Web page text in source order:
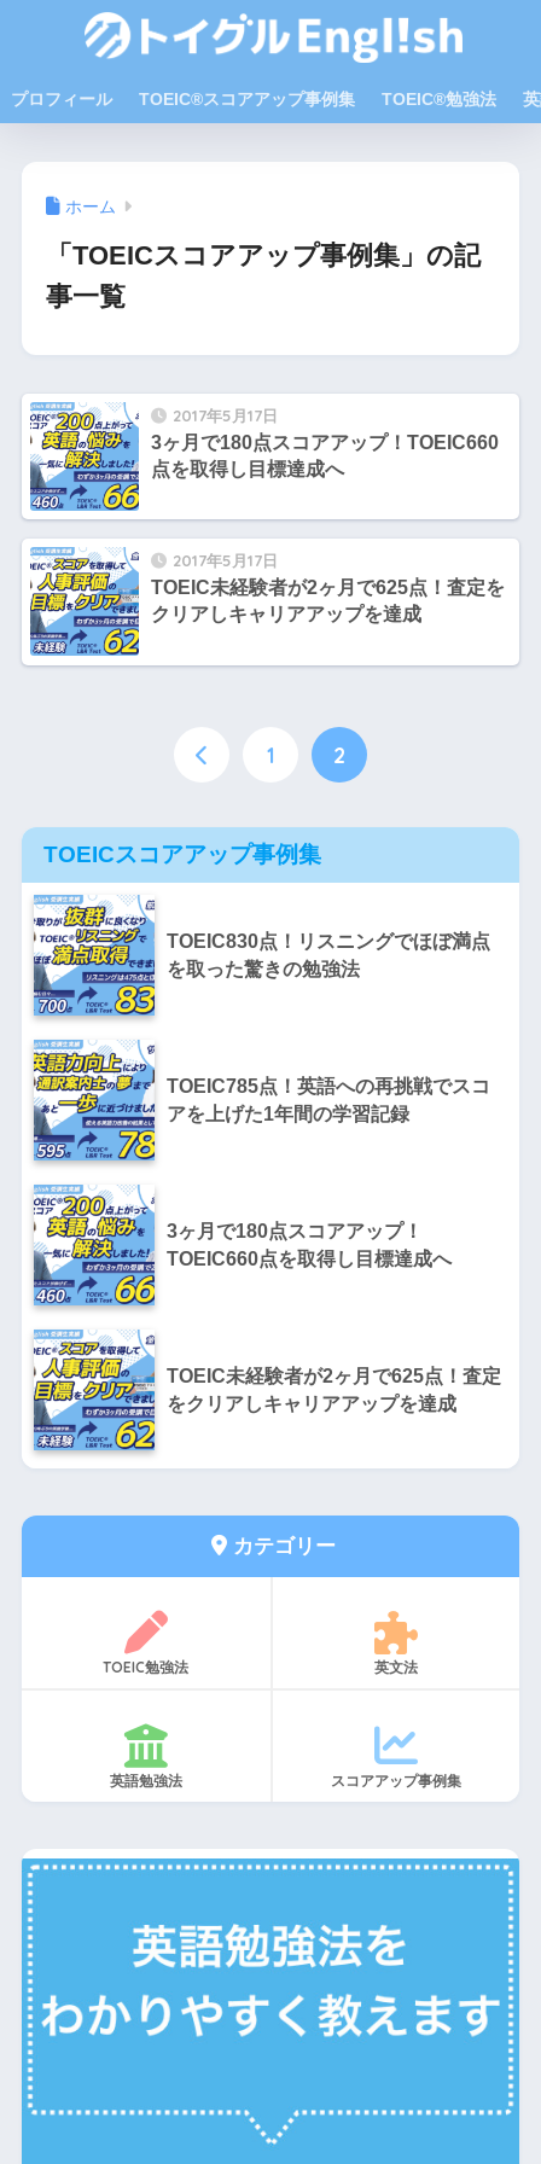
プロフィール TOEIC®スコアアップ事例集 TOEIC®勉強法
ホーム
「TOEICスコアアップ事例集」の記
事一覧
2017年5月17日
3ヶ月で180点スコアアップ！TOEIC660
点を取得し目標達成へ
2017年5月17日
TOEIC未経験者が2ヶ月で625点！査定を
クリアしキャリアアップを達成
1 2
TOEICスコアアップ事例集
TOEIC830点！リスニングでほぼ満点
を取った驚きの勉強法
TOEIC785点！英語への再挑戦でスコ
アを上げた1年間の学習記録
3ヶ月で180点スコアアップ！
TOEIC660点を取得し目標達成へ
TOEIC未経験者が2ヶ月で625点！査定
をクリアしキャリアアップを達成
カテゴリー
TOEIC勉強法 英文法
英語勉強法 スコアアップ事例集